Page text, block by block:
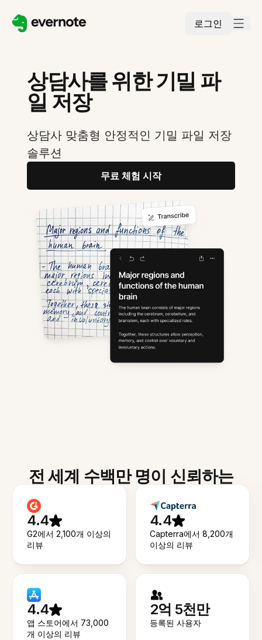
로그인
상담사를 위한 기밀 파
일 저장
상담사 맞춤형 안정적인 기밀 파일 저장
솔루션
무료 체험 시작
전 세계 수백만 명이 신뢰하는
4.4
G2에서 2,100개 이상의
리뷰
4.4
Capterra에서 8,200개
이상의 리뷰
4.4
앱 스토어에서 73,000
개 이상의 리뷰
2억 5천만
등록된 사용자